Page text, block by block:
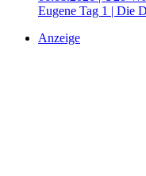
Eugene Tag 1 | Die
Anzeige